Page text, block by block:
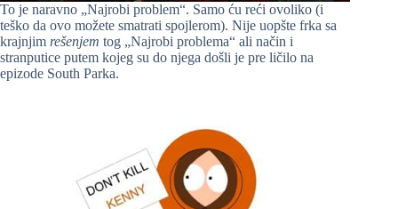
To je naravno „Najrobi problem“. Samo ću reći ovoliko (i
teško da ovo možete smatrati spojlerom). Nije uopšte frka sa
krajnjim rešenjem tog „Najrobi problema“ ali način i
stranputice putem kojeg su do njega došli je pre ličilo na
epizode South Parka.